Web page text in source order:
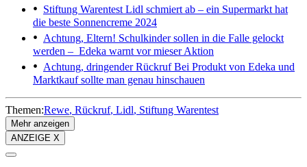
Stiftung Warentest Lidl schmiert ab – ein Supermarkt hat
die beste Sonnencreme 2024
Achtung, Eltern! Schulkinder sollen in die Falle gelockt
werden – Edeka warnt vor mieser Aktion
Achtung, dringender RückrufBei Produkt von Edeka und
Marktkauf sollte man genau hinschauen
Themen:Rewe Rückruf Lidl Stiftung Warentest
Mehr anzeigen
ANZEIGE X